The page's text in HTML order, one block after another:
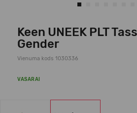
Keen UNEEK PLT
Gender
Vienuma kods 1030336
VASARAI